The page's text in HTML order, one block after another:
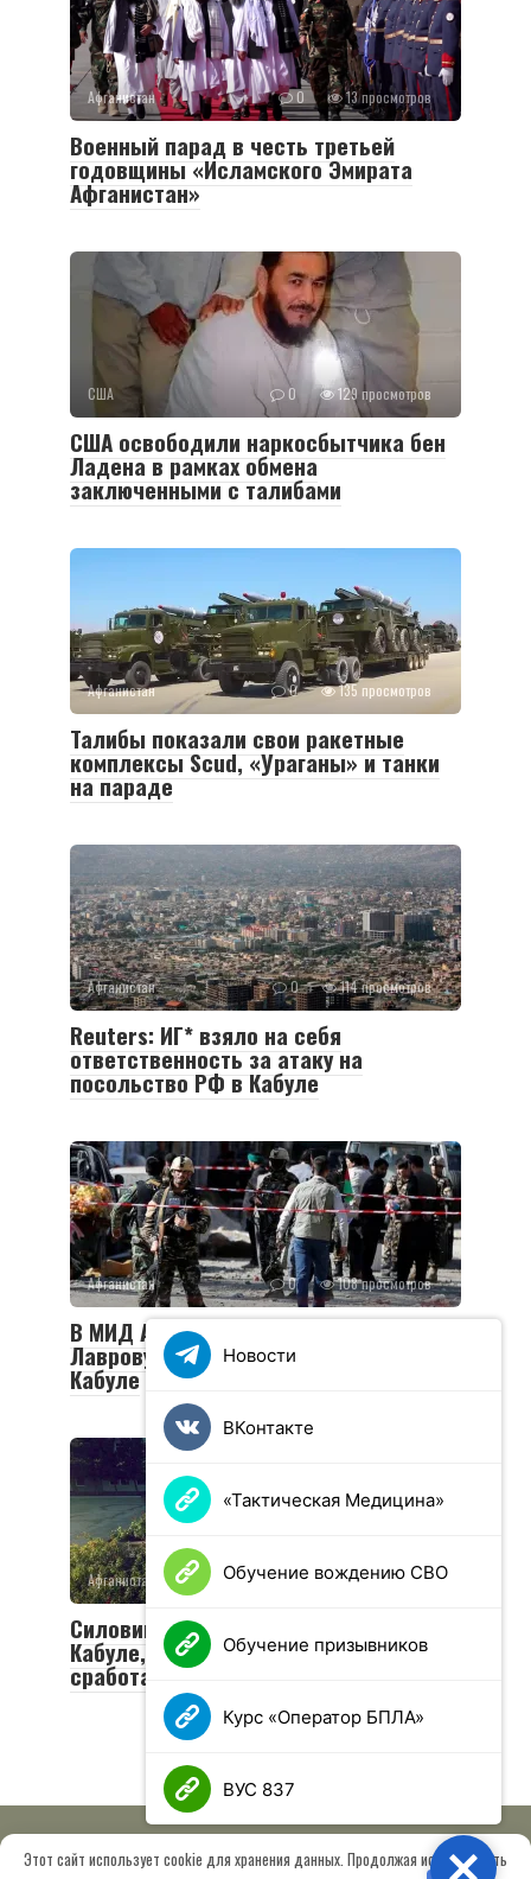
Афганистан 0 13 просмотров
Военный парад в честь третьей
годовщины «Исламского Эмирата
Афганистан»
США 0 129 просмотров
США освободили наркосбытчика бен
Ладена в рамках обмена
заключенными с талибами
Афганистан 0 135 просмотров
Талибы показали свои ракетные
комплексы Scud, «Ураганы» и танки
на параде
Афганистан 0 114 просмотров
Reuters: ИГ* взяло на себя
ответственность за атаку на
посольство РФ в Кабуле
Афганистан 0 108 просмотров
В МИД Афганистана рассказали
Лаврову о расследовании теракта в
Кабуле
Афганистан 0 114 просмотров
Силовики застрелили террориста в
Кабуле, но взрывчатка все равно
сработала
Этот сайт использует cookie для хранения данных. Продолжая использовать
Новости
ВКонтакте
«Тактическая Медицина»
Обучение вождению СВО
Обучение призывников
Курс «Оператор БПЛА»
ВУС 837
Close